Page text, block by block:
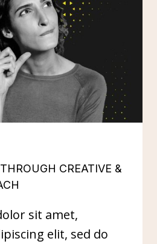
CREATIVE &
sit amet,
elit, sed do